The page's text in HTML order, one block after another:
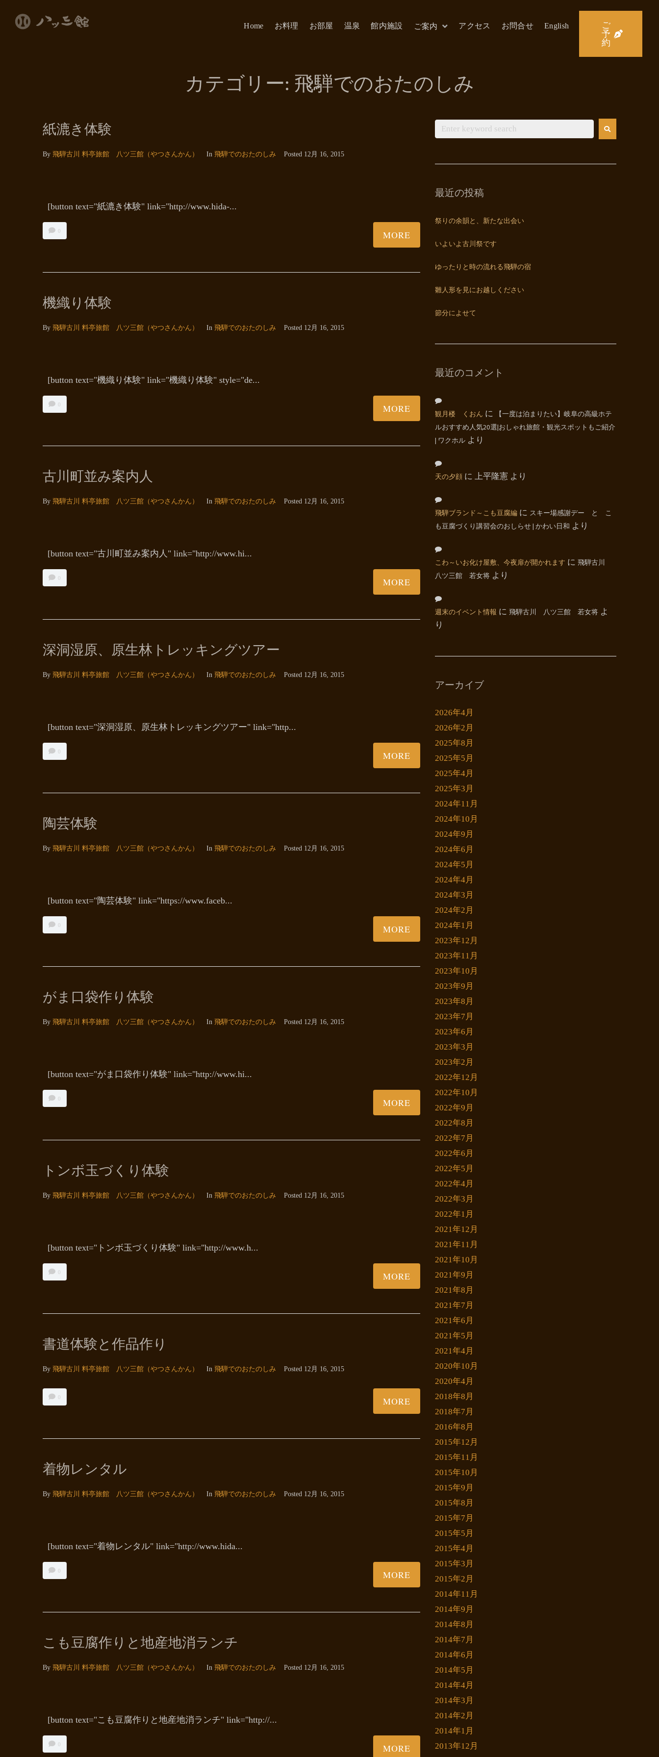
Home お料理 お部屋 温泉 館内施設 ご案内 アクセス お問合せ English
ご
予
約
カテゴリー: 飛騨でのおたのしみ
紙漉き体験
By 飛騨古川 料亭旅館 八ツ三館（やつさんかん） In 飛騨でのおたのしみ Posted 12月 16, 2015
[button text="紙漉き体験" link="http://www.hida-...
0 MORE
機織り体験
By 飛騨古川 料亭旅館 八ツ三館（やつさんかん） In 飛騨でのおたのしみ Posted 12月 16, 2015
[button text="機織り体験" link="機織り体験" style="de...
0 MORE
古川町並み案内人
By 飛騨古川 料亭旅館 八ツ三館（やつさんかん） In 飛騨でのおたのしみ Posted 12月 16, 2015
[button text="古川町並み案内人" link="http://www.hi...
0 MORE
深洞湿原、原生林トレッキングツアー
By 飛騨古川 料亭旅館 八ツ三館（やつさんかん） In 飛騨でのおたのしみ Posted 12月 16, 2015
[button text="深洞湿原、原生林トレッキングツアー" link="http...
0 MORE
陶芸体験
By 飛騨古川 料亭旅館 八ツ三館（やつさんかん） In 飛騨でのおたのしみ Posted 12月 16, 2015
[button text="陶芸体験" link="https://www.faceb...
0 MORE
がま口袋作り体験
By 飛騨古川 料亭旅館 八ツ三館（やつさんかん） In 飛騨でのおたのしみ Posted 12月 16, 2015
[button text="がま口袋作り体験" link="http://www.hi...
0 MORE
トンボ玉づくり体験
By 飛騨古川 料亭旅館 八ツ三館（やつさんかん） In 飛騨でのおたのしみ Posted 12月 16, 2015
[button text="トンボ玉づくり体験" link="http://www.h...
0 MORE
書道体験と作品作り
By 飛騨古川 料亭旅館 八ツ三館（やつさんかん） In 飛騨でのおたのしみ Posted 12月 16, 2015
0 MORE
着物レンタル
By 飛騨古川 料亭旅館 八ツ三館（やつさんかん） In 飛騨でのおたのしみ Posted 12月 16, 2015
[button text="着物レンタル" link="http://www.hida...
0 MORE
こも豆腐作りと地産地消ランチ
By 飛騨古川 料亭旅館 八ツ三館（やつさんかん） In 飛騨でのおたのしみ Posted 12月 16, 2015
[button text="こも豆腐作りと地産地消ランチ" link="http://...
0 MORE
最近の投稿
祭りの余韻と、新たな出会い
いよいよ古川祭です
ゆったりと時の流れる飛騨の宿
雛人形を見にお越しください
節分によせて
最近のコメント
観月楼 くおん に
【一度は泊まりたい】岐阜の高級ホテ
ルおすすめ人気20選|おしゃれ旅館・観光スポットもご紹介
| ワクホル より
天の夕顔 に 上平隆憲 より
飛騨ブランド～こも豆腐編 に スキー場感謝デー と こ
も豆腐づくり講習会のおしらせ | かわい日和 より
こわ～いお化け屋敷、今夜扉が開かれます に 飛騨古川
八ツ三館 若女将 より
週末のイベント情報 に 飛騨古川 八ツ三館 若女将 よ
り
アーカイブ
2026年4月
2026年2月
2025年8月
2025年5月
2025年4月
2025年3月
2024年11月
2024年10月
2024年9月
2024年6月
2024年5月
2024年4月
2024年3月
2024年2月
2024年1月
2023年12月
2023年11月
2023年10月
2023年9月
2023年8月
2023年7月
2023年6月
2023年3月
2023年2月
2022年12月
2022年10月
2022年9月
2022年8月
2022年7月
2022年6月
2022年5月
2022年4月
2022年3月
2022年1月
2021年12月
2021年11月
2021年10月
2021年9月
2021年8月
2021年7月
2021年6月
2021年5月
2021年4月
2020年10月
2020年4月
2018年8月
2018年7月
2016年8月
2015年12月
2015年11月
2015年10月
2015年9月
2015年8月
2015年7月
2015年5月
2015年4月
2015年3月
2015年2月
2014年11月
2014年9月
2014年8月
2014年7月
2014年6月
2014年5月
2014年4月
2014年3月
2014年2月
2014年1月
2013年12月